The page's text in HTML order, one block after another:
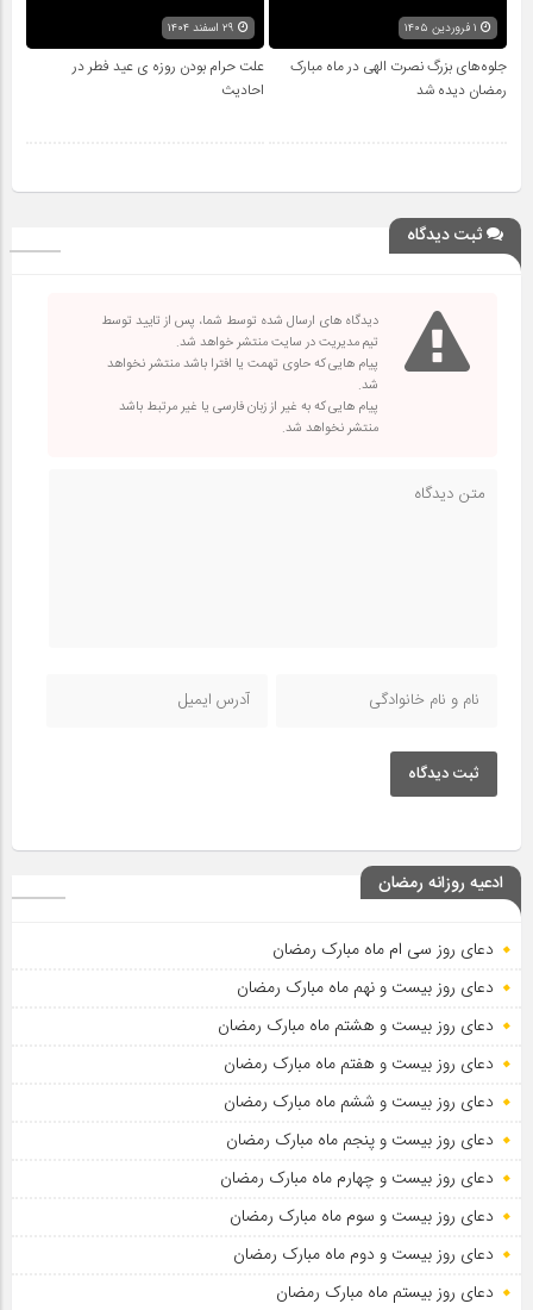
جلوه‌های بزرگ نصرت الهی در ماه مبارک
رمضان دیده شد
علت حرام بودن روزه ی عید فطر در
احادیث
ثبت دیدگاه
دیدگاه های ارسال شده توسط شما، پس از تایید توسط
تیم مدیریت در سایت منتشر خواهد شد.
پیام هایی که حاوی تهمت یا افترا باشد منتشر نخواهد
شد.
پیام هایی که به غیر از زبان فارسی یا غیر مرتبط باشد
منتشر نخواهد شد.
ثبت دیدگاه
ادعیه روزانه رمضان
دعای روز سی ام ماه مبارک رمضان
دعای روز بیست و نهم ماه مبارک رمضان
دعای روز بیست و هشتم ماه مبارک رمضان
دعای روز بیست و هفتم ماه مبارک رمضان
دعای روز بیست و ششم ماه مبارک رمضان
دعای روز بیست و پنجم ماه مبارک رمضان
دعای روز بیست و چهارم ماه مبارک رمضان
دعای روز بیست و سوم ماه مبارک رمضان
دعای روز بیست و دوم ماه مبارک رمضان
دعای روز بیستم ماه مبارک رمضان